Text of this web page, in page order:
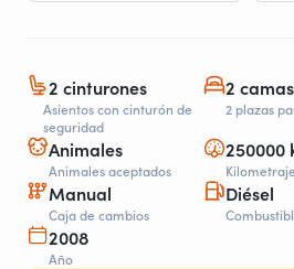
2 cinturones
Asientos con cinturón de
seguridad
2 camas
2 plazas
Animales
Animales aceptados
250000
Kilometraje
Manual
Caja de cambios
Diésel
2008
Año